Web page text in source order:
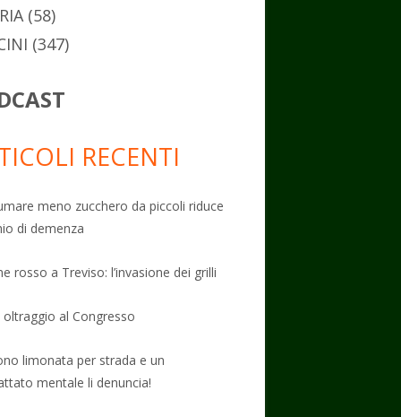
(58)
(347)
RECENTI
meno zucchero da piccoli riduce
di demenza
rosso a Treviso: l’invasione dei grilli
oltraggio al Congresso
limonata per strada e un
mentale li denuncia!